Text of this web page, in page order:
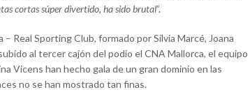
cortas súper divertido, ha sido brutal”.
Real Sporting Club, formado por Silvia Marcé, Joana
al tercer cajón del podio el CNA Mallorca, el equipo
Vicens han hecho gala de un gran dominio en las
no se han mostrado tan finas.